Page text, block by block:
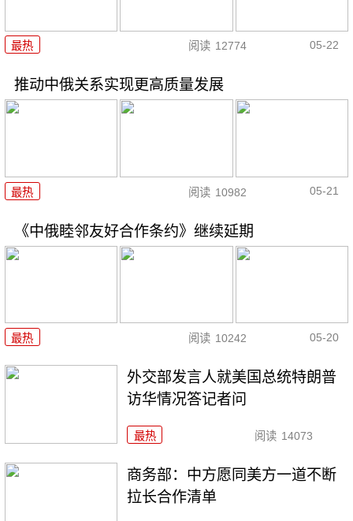
最热 阅读 12774 05-22
推动中俄关系实现更高质量发展
最热 阅读 10982 05-21
《中俄睦邻友好合作条约》继续延期
最热 阅读 10242 05-20
外交部发言人就美国总统特朗普
访华情况答记者问
最热 阅读 14073
商务部：中方愿同美方一道不断
拉长合作清单